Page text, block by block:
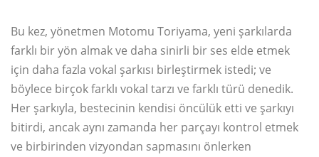
Bu kez, yönetmen Motomu Toriyama, yeni şarkılarda
farklı bir yön almak ve daha sinirli bir ses elde etmek
için daha fazla vokal şarkısı birleştirmek istedi; ve
böylece birçok farklı vokal tarzı ve farklı türü denedik.
Her şarkıyla, bestecinin kendisi öncülük etti ve şarkıyı
bitirdi, ancak aynı zamanda her parçayı kontrol etmek
ve birbirinden vizyondan sapmasını önlerken